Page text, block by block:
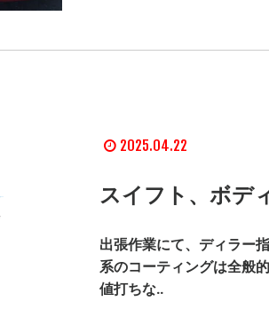
2025.04.22
スイフト、ボデ
出張作業にて、ディラー
系のコーティングは全般
値打ちな..